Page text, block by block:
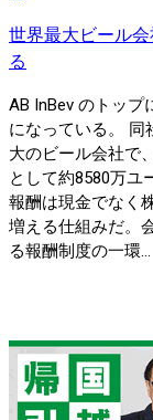
世界最大ビール
る
AB InBev のトップ
になっている。 同
大のビール会社で
として約8580万ユ
報酬は現金でなく
増える仕組みだ。
る報酬制度の一環...